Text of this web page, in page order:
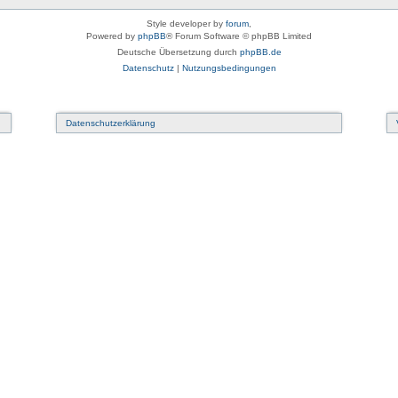
Style developer by forum
Powered by phpBB® Forum Software © phpBB Limited
Deutsche Übersetzung durch phpBB.de
Datenschutz| Nutzungsbedingungen
Datenschutzerklärung